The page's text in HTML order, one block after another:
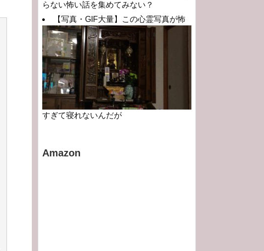
らない怖い話を集めてみない？
【写真・GIF大量】この心霊写真が怖
すぎて寝れないんだが
Amazon